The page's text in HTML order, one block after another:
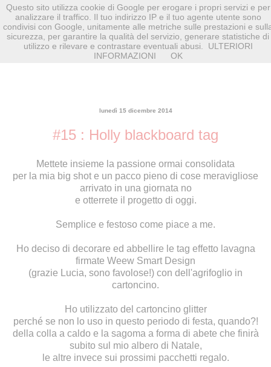
lunedì 15 dicembre 2014
#15 : Holly blackboard tag
Mettete insieme la passione ormai consolidata
per la mia big shot e un pacco pieno di cose meravigliose
arrivato in una giornata no
e otterrete il progetto di oggi.
Semplice e festoso come piace a me.
Ho deciso di decorare ed abbellire le tag effetto lavagna
firmate Weew Smart Design
(grazie Lucia, sono favolose!) con dell'agrifoglio in
cartoncino.
Ho utilizzato del cartoncino glitter
perché se non lo uso in questo periodo di festa, quando?!
della colla a caldo e la sagoma a forma di abete che finirà
subito sul mio albero di Natale,
le altre invece sui prossimi pacchetti regalo.
Questo sito utilizza cookie di Google per erogare i propri servizi e per
analizzare il traffico. Il tuo indirizzo IP e il tuo agente utente sono
condivisi con Google, unitamente alle metriche sulle prestazioni e
sicurezza, per garantire la qualità del servizio, generare statistiche di
utilizzo e rilevare e contrastare eventuali abusi.
ULTERIORI
INFORMAZIONI
OK